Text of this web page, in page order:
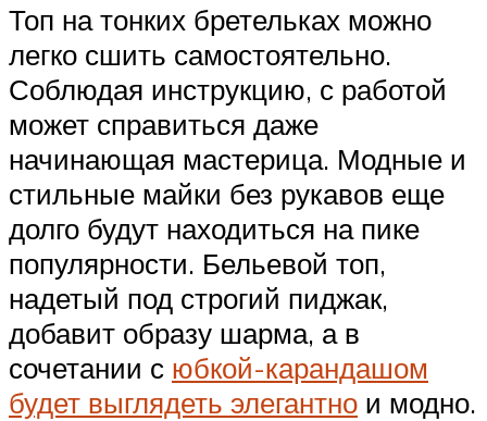
Топ на тонких бретельках можно
легко сшить самостоятельно.
Соблюдая инструкцию, с работой
может справиться даже
начинающая мастерица. Модные и
стильные майки без рукавов еще
долго будут находиться на пике
популярности. Бельевой топ,
надетый под строгий пиджак,
добавит образу шарма, а в
сочетании с юбкой-карандашом
будет выглядеть элегантно и модно.